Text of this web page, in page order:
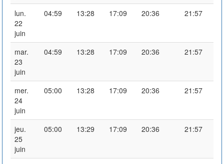
lun.
22
juin
04:59 13:28 17:09 20:36 21:57
mar.
23
juin
04:59 13:28 17:09 20:36 21:57
mer.
24
juin
05:00 13:28 17:09 20:36 21:57
jeu.
25
juin
05:00 13:29 17:09 20:36 21:57